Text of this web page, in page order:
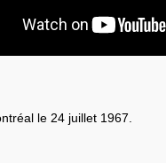
le 24 juillet 1967.